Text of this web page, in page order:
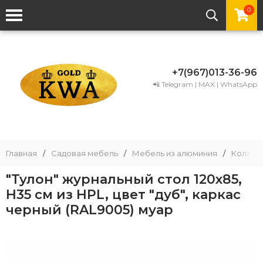
0
+7(967)013-36-96
📲 Telegram | MAX | WhatsApp
Главная / Садовая мебель / Мебель из алюминия /
"Тулон" журнальный стол 120х85,
H35 см из HPL, цвет "дуб", каркас
черный (RAL9005) муар